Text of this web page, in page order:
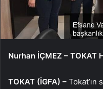
Nurhan İÇMEZ – TOKAT
TOKAT (İGFA) – Tokat’ın